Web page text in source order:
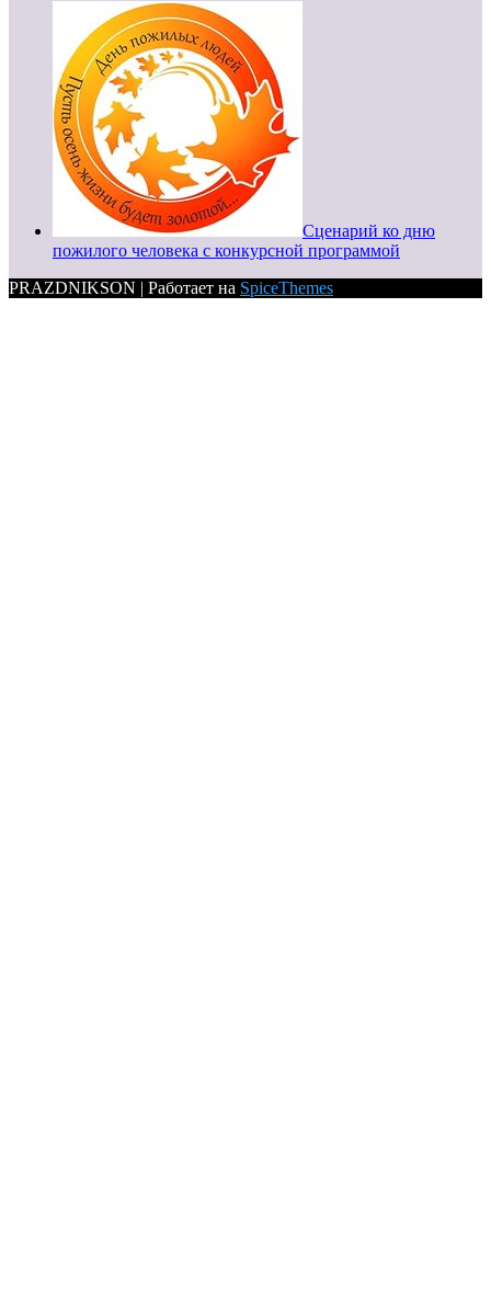
Сценарий ко дню
пожилого человека с конкурсной программой
PRAZDNIKSON | Работает на SpiceThemes